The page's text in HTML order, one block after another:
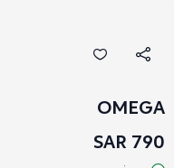
OMEGA
790 SAR